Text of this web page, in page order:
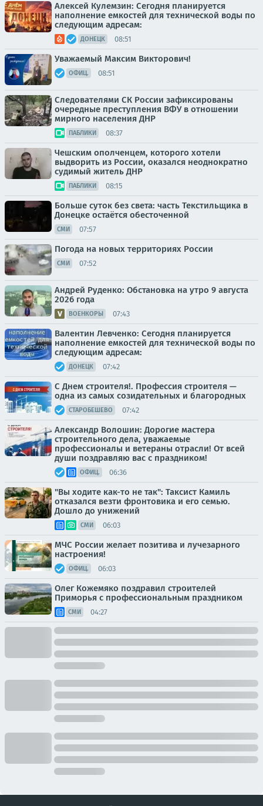
Алексей Кулемзин: Сегодня планируется
наполнение емкостей для технической воды по
следующим адресам:
ДОНЕЦК 08:51
Уважаемый Максим Викторович!
ОФИЦ. 08:51
Следователями СК России зафиксированы
очередные преступления ВФУ в отношении
мирного населения ДНР
ПАБЛИКИ 08:37
Чешским ополченцем, которого хотели
выдворить из России, оказался неоднократно
судимый житель ДНР
ПАБЛИКИ 08:15
Больше суток без света: часть Текстильщика в
Донецке остаётся обесточенной
СМИ 07:57
Погода на новых территориях России
СМИ 07:52
Андрей Руденко: Обстановка на утро 9 августа
2026 года
ВОЕНКОРЫ 07:43
Валентин Левченко: Сегодня планируется
наполнение емкостей для технической воды по
следующим адресам:
ДОНЕЦК 07:42
С Днем строителя!. Профессия строителя —
одна из самых созидательных и благородных
СТАРОБЕШЕВО 07:42
Александр Волошин: Дорогие мастера
строительного дела, уважаемые
профессионалы и ветераны отрасли! От всей
души поздравляю вас с праздником!
ОФИЦ. 06:36
"Вы ходите как-то не так": Таксист Камиль
отказался везти фронтовика и его семью.
Дошло до унижений
СМИ 06:03
МЧС России желает позитива и лучезарного
настроения!
ОФИЦ. 06:03
Олег Кожемяко поздравил строителей
Приморья с профессиональным праздником
СМИ 04:27